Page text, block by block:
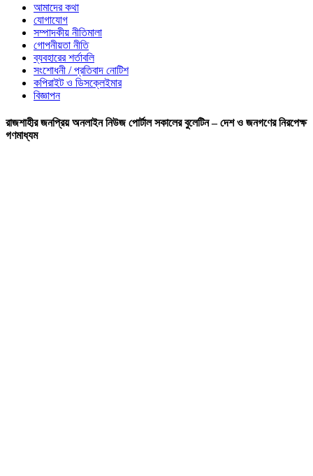
আমাদের কথা
যোগাযোগ
সম্পাদকীয় নীতিমালা
গোপনীয়তা নীতি
ব্যবহারের শর্তাবলি
সংশোধনী / প্রতিবাদ নোটিশ
কপিরাইট ও ডিসক্লেইমার
বিজ্ঞাপন
রাজশাহীর জনপ্রিয় অনলাইন নিউজ পোর্টাল সকালের বুলেটিন – দেশ ও জনগণের নিরপেক্ষ
গণমাধ্যম